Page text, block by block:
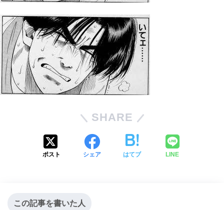
SHARE
ポスト シェア はてブ LINE
この記事を書いた人